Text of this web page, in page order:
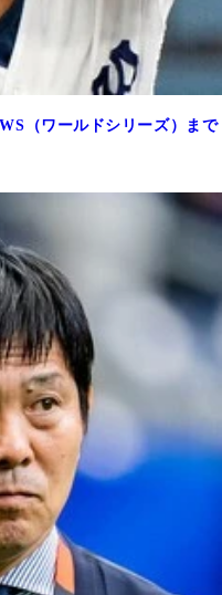
（ワールドシリーズ）まで